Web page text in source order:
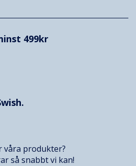
499kr
våra produkter?
så snabbt vi kan!